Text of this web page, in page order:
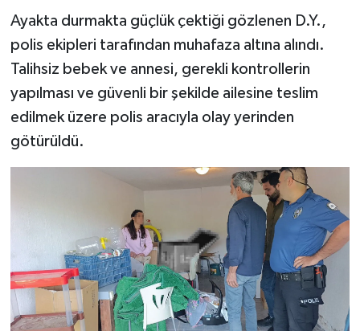
Ayakta durmakta güçlük çektiği gözlenen D.Y.,
polis ekipleri tarafından muhafaza altına alındı.
Talihsiz bebek ve annesi, gerekli kontrollerin
yapılması ve güvenli bir şekilde ailesine teslim
edilmek üzere polis aracıyla olay yerinden
götürüldü.